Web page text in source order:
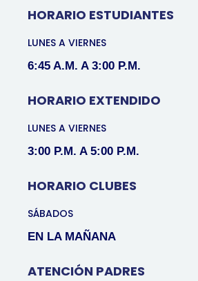
HORARIO ESTUDIANTES
LUNES A VIERNES
6:45 A.M. A 3:00 P.M.
HORARIO EXTENDIDO
LUNES A VIERNES
3:00 P.M. A 5:00 P.M.
HORARIO CLUBES
SÁBADOS
EN LA MAÑANA
ATENCIÓN PADRES